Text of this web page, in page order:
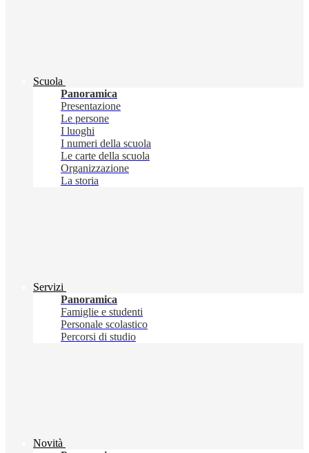
Scuola
Panoramica
Presentazione
Le persone
I luoghi
I numeri della scuola
Le carte della scuola
Organizzazione
La storia
Servizi
Panoramica
Famiglie e studenti
Personale scolastico
Percorsi di studio
Novità